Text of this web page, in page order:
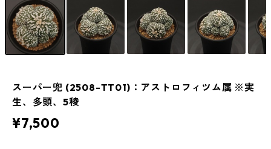
スーパー兜 (2508-TT01)：アストロフィツム属 ※実
生、多頭、5稜
¥7,500